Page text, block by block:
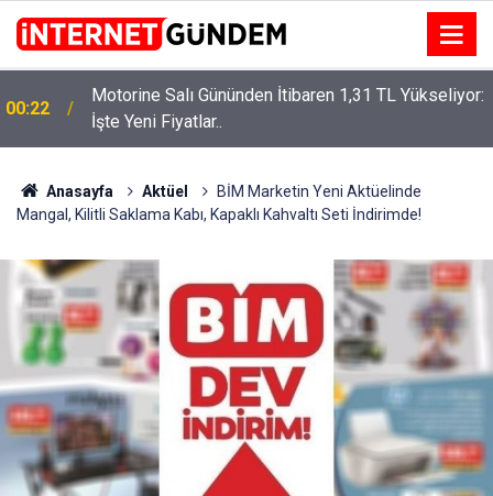
15:58
Neşet Ertaş’a “Bozkırın Tezenesi” Lakabını Kim
Verdi? Beyaz’la Joker Sorusunun Cevabı Merak
Edildi
Anasayfa Aktüel
BİM Marketin Yeni Aktüelinde
Mangal, Kilitli Saklama Kabı, Kapaklı Kahvaltı Seti İndirimde!